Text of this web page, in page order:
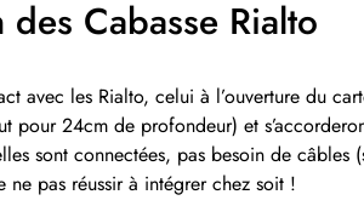
des Cabasse Rialto
avec les Rialto, celui à l’ouverture du
pour 24cm de profondeur) et
sont connectées, pas besoin de câbles
ne pas réussir à intégrer chez soit !